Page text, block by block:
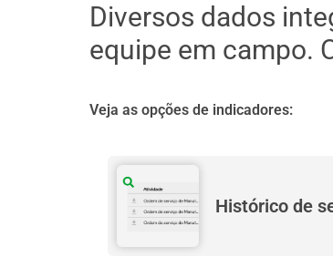
Diversos dados
equipe em campo.
Veja as opções de indicadores:
Histórico de